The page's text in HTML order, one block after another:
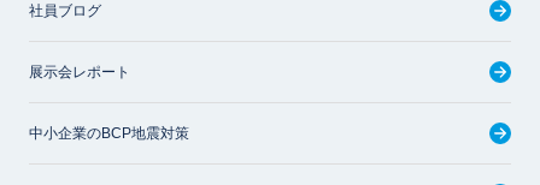
社員ブログ
展示会レポート
中小企業のBCP地震対策